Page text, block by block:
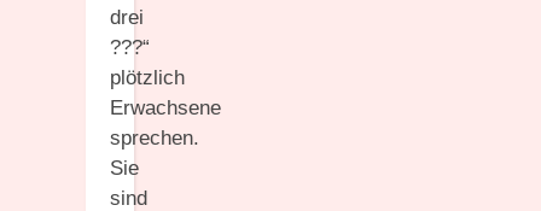
drei
???“
plötzlich
Erwachsene
sprechen.
Sie
sind